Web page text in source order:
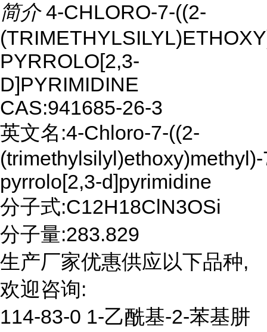
简介 4-CHLORO-7-((2-
PYRROLO[2,3-
D]PYRIMIDINE
CAS:941685-26-3
英文名:4-Chloro-7-((2-
pyrrolo[2,3-d]pyrimidine
分子式:C12H18ClN3OSi
分子量:283.829
生产厂家优惠供应以下品种,
欢迎咨询:
114-83-0 1-乙酰基-2-苯基肼